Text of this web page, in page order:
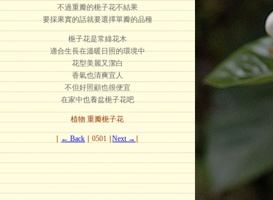
不過重瓣的梔子花不結果
要採果實的話就要選擇單瓣的品種
梔子花是常綠花木
適合生長在溫暖日照的環境中
花型美麗又潔白
香氣也清爽宜人
不但好照顧也很便宜
在家中也養盆梔子花吧
植物 重瓣梔子花
← Back ∣ 0501 ∣Next →